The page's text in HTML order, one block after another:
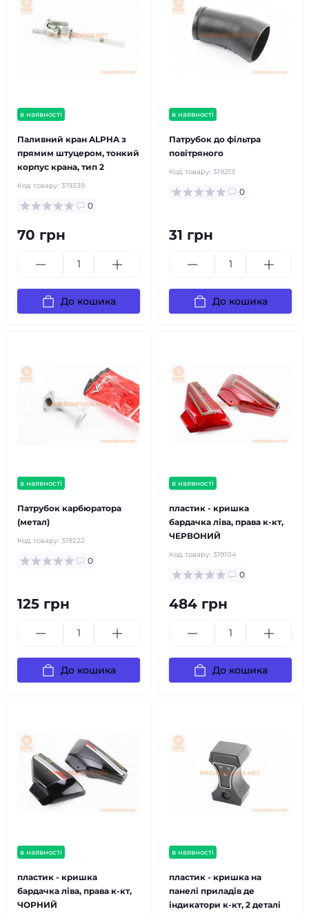
в наявності
Паливний кран ALPHA з
прямим штуцером, тонкий
корпус крана, тип 2
Код товару: 319339
0
70 грн
До кошика
в наявності
Патрубок до фільтра
повітряного
Код товару: 319213
0
31 грн
До кошика
в наявності
Патрубок карбюратора
(метал)
Код товару: 319222
0
125 грн
До кошика
в наявності
пластик - кришка
бардачка ліва, права к-кт,
ЧЕРВОНИЙ
Код товару: 319104
0
484 грн
До кошика
в наявності
пластик - кришка
бардачка ліва, права к-кт,
ЧОРНИЙ
в наявності
пластик - кришка на
панелі приладів де
індикатори к-кт, 2 деталі